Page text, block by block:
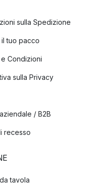
sulla Spedizione
il tuo pacco
Condizioni
sulla Privacy
/ B2B
recesso
tavola